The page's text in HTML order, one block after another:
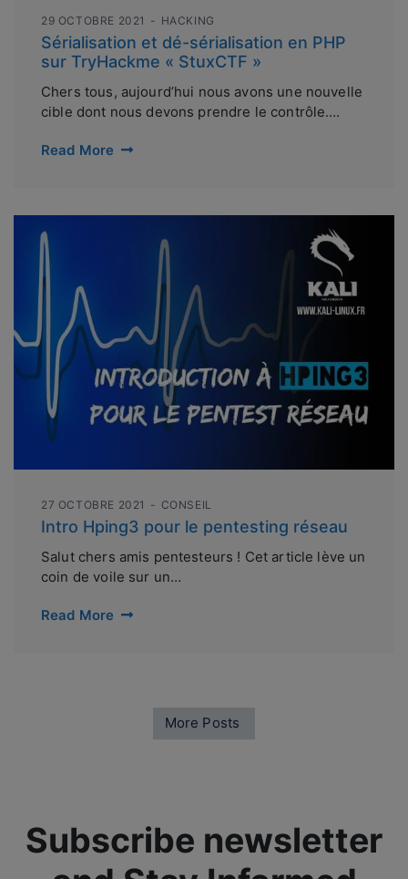
29 OCTOBRE 2021 HACKING
Sérialisation et dé-sérialisation en PHP
sur TryHackme « StuxCTF »
Chers tous, aujourd’hui nous avons une nouvelle
cible dont nous devons prendre le contrôle.…
Read More
27 OCTOBRE 2021 CONSEIL
Intro Hping3 pour le pentesting réseau
Salut chers amis pentesteurs ! Cet article lève un
coin de voile sur un…
Read More
More Posts
Subscribe newsletter